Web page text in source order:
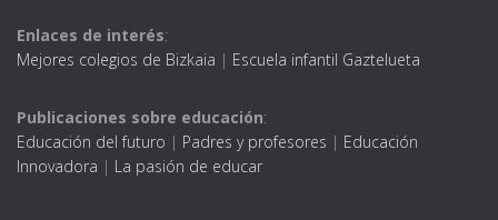
Enlaces de interés:
Mejores colegios de Bizkaia | Escuela infantil Gaztelueta
Publicaciones sobre educación:
Educación del futuro | Padres y profesores | Educación
Innovadora | La pasión de educar